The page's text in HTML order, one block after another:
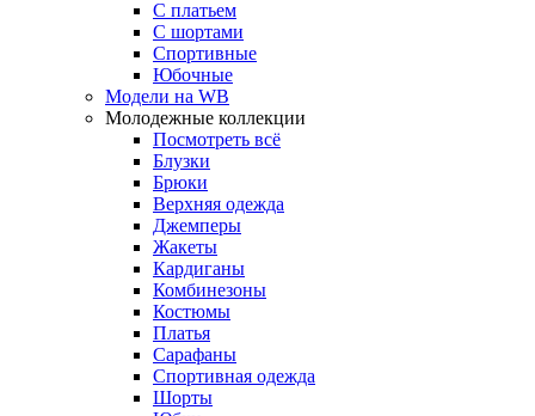
С платьем
С шортами
Спортивные
Юбочные
Модели на WB
Молодежные коллекции
Посмотреть всё
Блузки
Брюки
Верхняя одежда
Джемперы
Жакеты
Кардиганы
Комбинезоны
Костюмы
Платья
Сарафаны
Спортивная одежда
Шорты